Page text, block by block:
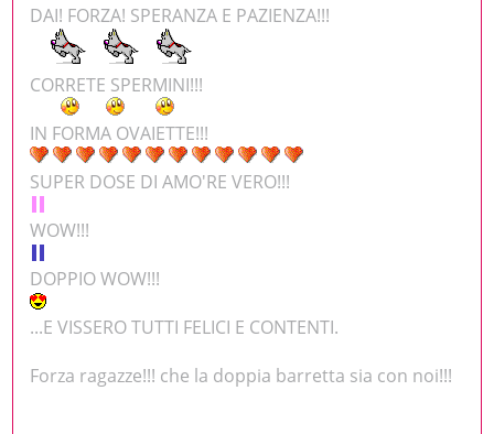
DAI! FORZA! SPERANZA E PAZIENZA!!!
CORRETE SPERMINI!!!
IN FORMA OVAIETTE!!!
SUPER DOSE DI AMO'RE VERO!!!
WOW!!!
DOPPIO WOW!!!
...E VISSERO TUTTI FELICI E CONTENTI.
Forza ragazze!!! che la doppia barretta sia con noi!!!